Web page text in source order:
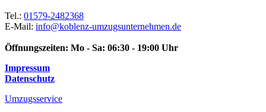
Tel.: 01579-2482368
E-Mail: info@koblenz-umzugsunternehmen.de
Öffnungszeiten: Mo - Sa: 06:30 - 19:00 Uhr
Impressum
Datenschutz
Umzugsservice